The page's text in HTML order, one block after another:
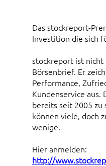
Das stockreport-
Investition die sich
stockreport ist nicht
Börsenbrief. Er
Performance,
Kundenservice aus.
bereits seit 2005 zu
können viele, doch
wenige.
Hier anmelden:
http://